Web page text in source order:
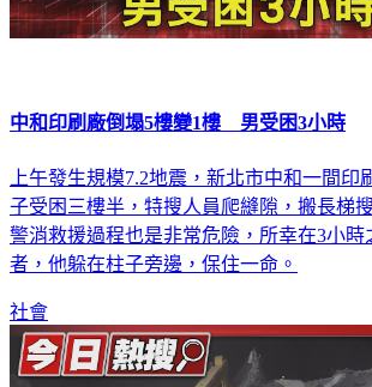
中和印刷廠倒塌5樓變1樓 男受困3小時
上午發生規模7.2地震，新北市中和一間印
子受困三樓半，特搜人員爬縫隙，搬長梯
警消救援過程也是非常危險，所幸在3小時
者，他躲在柱子旁邊，保住一命。
社會